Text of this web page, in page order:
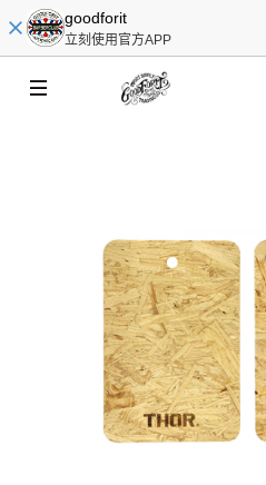
goodforit
立刻使用官方APP